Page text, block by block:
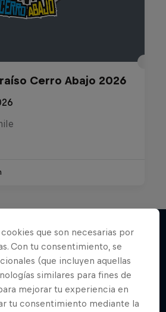
Cerro Abajo 2026
similares
que son necesarias por
Con tu consentimiento, se
(que incluyen aquellas
similares para fines de
mejorar tu experiencia en
tu consentimiento mediante la